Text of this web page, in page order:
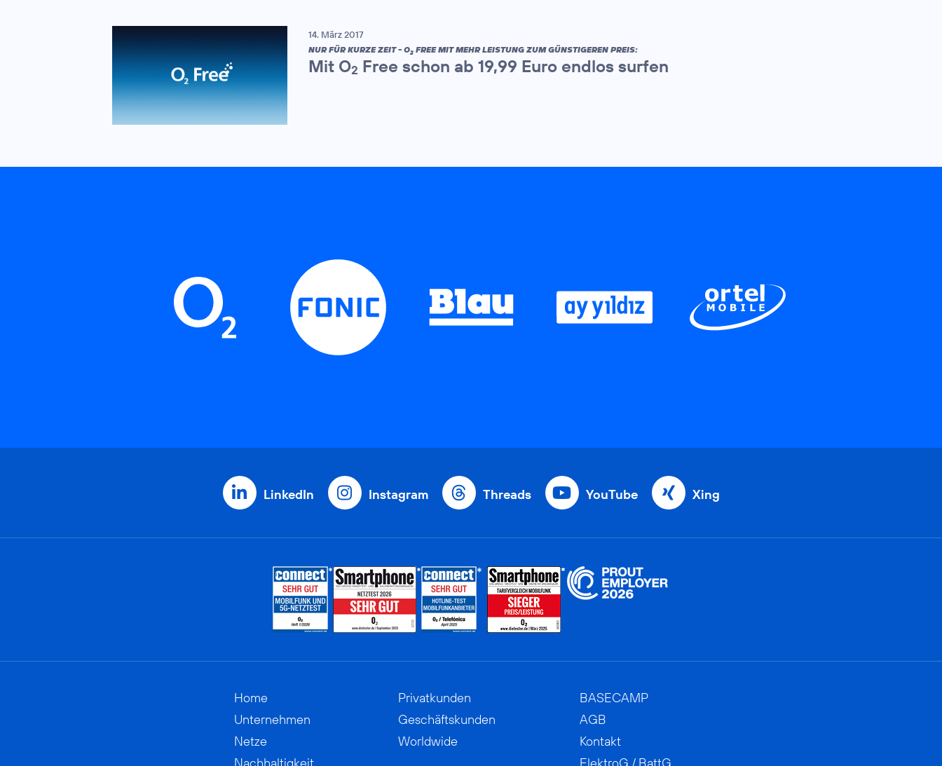
14. März 2017
NUR FÜR KURZE ZEIT - O2 FREE MIT MEHR LEISTUNG ZUM GÜNSTIGEREN PREIS:
Mit O2 Free schon ab 19,99 Euro endlos surfen
LinkedIn Instagram Threads YouTube Xing
Home
Unternehmen
Netze
Nachhaltigkeit
Privatkunden
Geschäftskunden
Worldwide
BASECAMP
AGB
Kontakt
ElektroG / BattG